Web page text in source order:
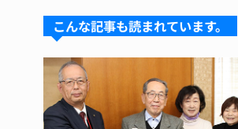
s
k
y
a
d
s
e
b
o
o
k
e
st
こんな記事も読まれています。